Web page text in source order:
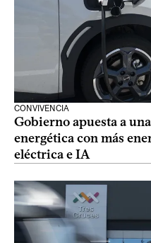
CONVIVENCIA
Gobierno apuesta a
energética con más
eléctrica e IA